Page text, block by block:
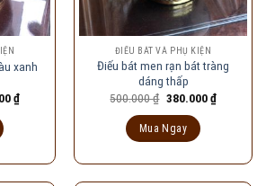
xanh
₫.
₫Giá
hiện
ĐIẾU BÁT VÀ PHỤ KIỆN
Điếu bát men rạn bát tràng
dáng thấp
500.000₫ Giá
500.000 ₫.
380.000₫Giá
hiện
Mua Ngay